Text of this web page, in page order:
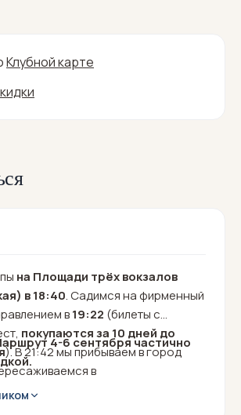
Клубной карте
на Площади трёх вокзалов
в 18:40. Садимся на фирменный
в19:22 (билеты с
покупаются за 10 дней до
). В 21:42 мы прибываем в город
в
4-6 сентября частично